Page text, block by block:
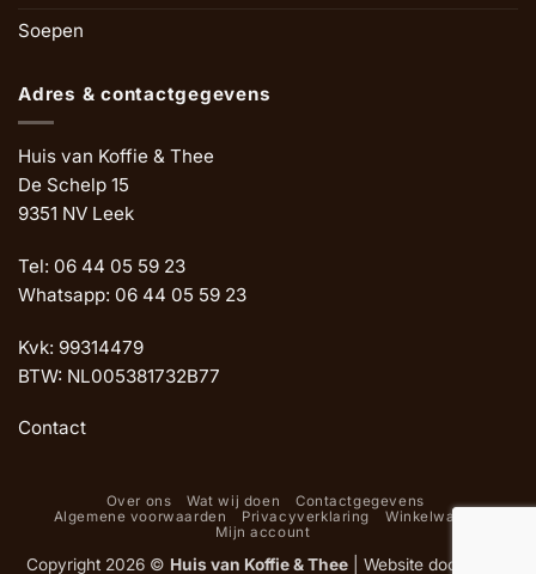
Soepen
Adres & contactgegevens
Huis van Koffie & Thee
De Schelp 15
9351 NV Leek
Tel: 06 44 05 59 23
Whatsapp: 06 44 05 59 23
Kvk: 99314479
BTW: NL005381732B77
Contact
Over ons Wat wij doen
Contactgegevens
Algemene voorwaarden
Privacyverklaring
Winkelwagen
Mijn account
Copyright 2026 © Huis van Koffie & Thee Website door Oemf